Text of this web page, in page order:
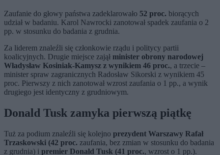
Zaufanie do głowy państwa zadeklarowało 52 proc. biorących
udział w badaniu. Karol Nawrocki zanotował spadek zaufania o 2
pp. w stosunku do badania z grudnia.
Za liderem znaleźli się członkowie rządu i politycy partii
koalicyjnych. Drugie miejsce zajął minister obrony narodowej
Władysław Kosiniak-Kamysz z wynikiem 46 proc., a trzecie –
minister spraw zagranicznych Radosław Sikorski z wynikiem 45
proc. Pierwszy z nich zanotował wzrost zaufania o 1 pp., a wynik
drugiego jest identyczny z grudniowym.
Donald Tusk zamyka pierwszą piątkę
Tuż za podium znaleźli się kolejno prezydent Warszawy Rafał
Trzaskowski (42 proc. zaufania, bez zmian w stosunku do badania
z grudnia) i premier Donald Tusk (41 proc., wzrost o 1 pp.).